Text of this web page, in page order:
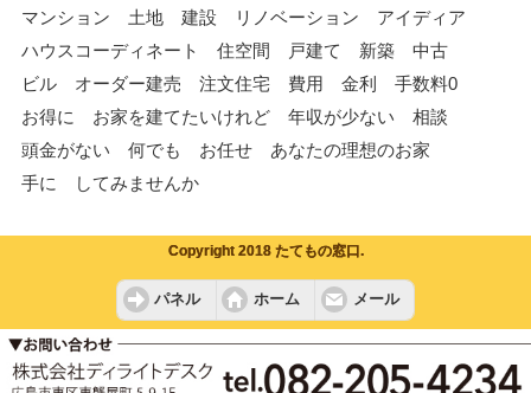
マンション 土地 建設 リノベーション アイディア
ハウスコーディネート 住空間 戸建て 新築 中古
ビル オーダー建売 注文住宅 費用 金利 手数料0
お得に お家を建てたいけれど 年収が少ない 相談
頭金がない 何でも お任せ あなたの理想のお家
手に してみませんか
Copyright 2018 たてもの窓口.
パネル ホーム メール